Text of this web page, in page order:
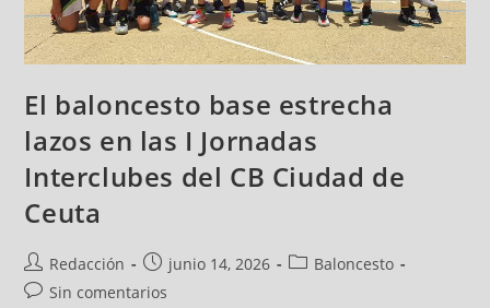
El baloncesto base estrecha
lazos en las I Jornadas
Interclubes del CB Ciudad de
Ceuta
Redacción junio 14, 2026
Baloncesto
Sin comentarios